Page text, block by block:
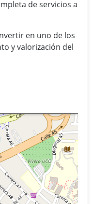
de servicios a
en uno de los
y valorización del